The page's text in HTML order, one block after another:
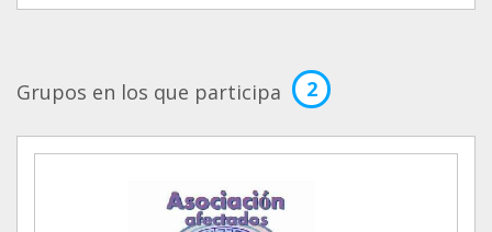
Grupos en los que participa 2